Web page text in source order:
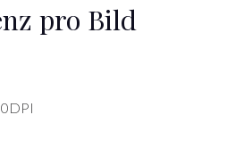
pro Bild